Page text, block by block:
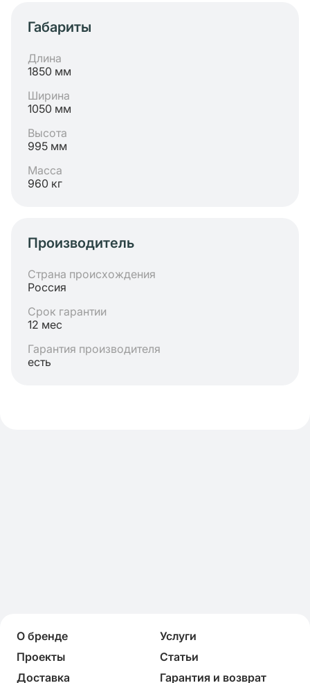
Габариты
Длина
1850 мм
Ширина
1050 мм
Высота
995 мм
Масса
960 кг
Производитель
Страна происхождения
Россия
Срок гарантии
12 мес
Гарантия производителя
есть
О бренде
Услуги
Проекты
Статьи
Доставка
Гарантия и возврат